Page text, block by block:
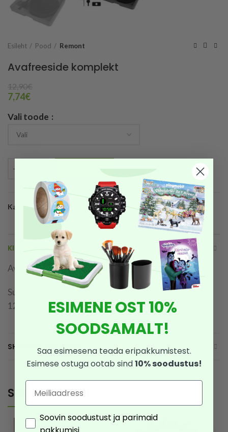
Esileht Pood Remont
Avafreeside komplekt
12,90€
7,74€
Vali toode
Kategooria: Remont
KIRJELDUS
Avafreeside komplekt
Suurused:
127mm; 102mm; 89mm; 76mm; 64mm
SHIPPING & DELIVERY
SEOTUD TOOTED
ESIMENE OST 10%
SOODSAMALT!
Saa esimesena teada eripakkumistest.
Esimese ostuga ootab sind10% soodustus!
Email
Consent
Soovin soodustust ja parimaid